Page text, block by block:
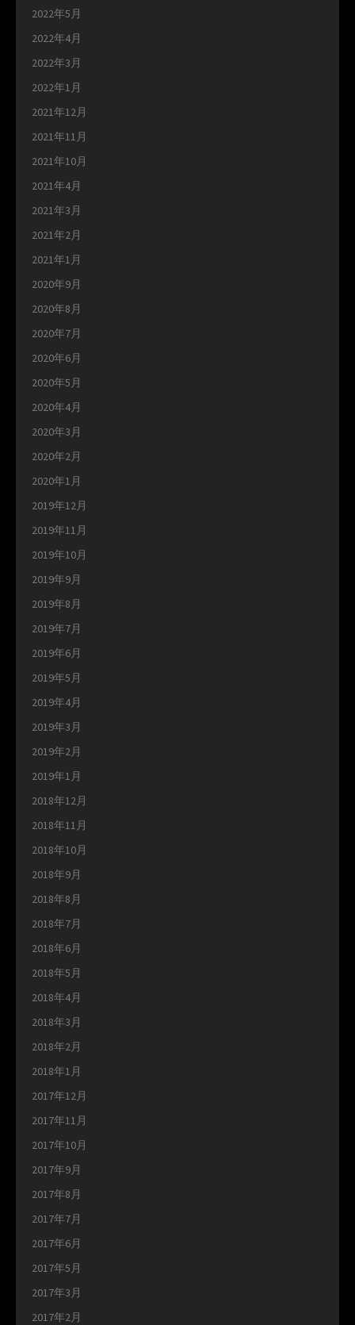
2022年5月
2022年4月
2022年3月
2022年1月
2021年12月
2021年11月
2021年10月
2021年4月
2021年3月
2021年2月
2021年1月
2020年9月
2020年8月
2020年7月
2020年6月
2020年5月
2020年4月
2020年3月
2020年2月
2020年1月
2019年12月
2019年11月
2019年10月
2019年9月
2019年8月
2019年7月
2019年6月
2019年5月
2019年4月
2019年3月
2019年2月
2019年1月
2018年12月
2018年11月
2018年10月
2018年9月
2018年8月
2018年7月
2018年6月
2018年5月
2018年4月
2018年3月
2018年2月
2018年1月
2017年12月
2017年11月
2017年10月
2017年9月
2017年8月
2017年7月
2017年6月
2017年5月
2017年3月
2017年2月